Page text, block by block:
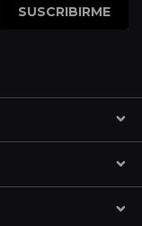
SUSCRIBIRME